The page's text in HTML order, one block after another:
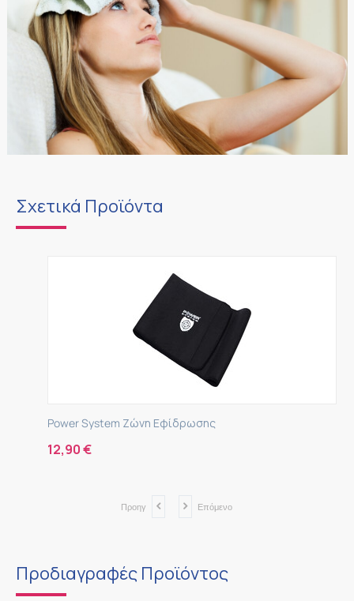
Σχετικά Προϊόντα
Power System Ζώνη Εφίδρωσης
12,90 €
Προηγ Επόμενο
Προδιαγραφές Προϊόντος